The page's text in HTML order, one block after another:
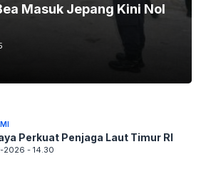
Masuk Jepang Kini Nol
Perkuat Penjaga Laut Timur RI
- 14.30